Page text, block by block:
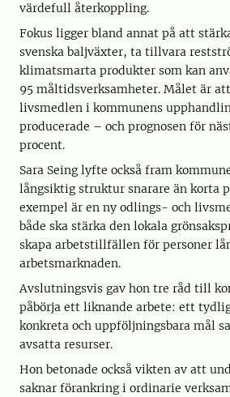
värdefull återkoppling.
Fokus ligger bland annat på att
svenska baljväxter, ta tillvara
klimatsmarta produkter som kan
95 måltidsverksamheter. Målet är
livsmedlen i kommunens
producerade – och prognosen för
procent.
Sara Seing lyfte också fram
långsiktig struktur snarare än korta
exempel är en ny odlings- och
både ska stärka den lokala
skapa arbetstillfällen för personer
arbetsmarknaden.
Avslutningsvis gav hon tre råd till
påbörja ett liknande arbete: ett
konkreta och uppföljningsbara mål
avsatta resurser.
Hon betonade också vikten av att
saknar förankring i ordinarie